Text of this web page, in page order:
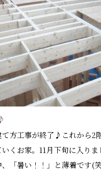
て方工事が終了♪これから2
くお家。11月下旬に入り
「暑い！！」と薄着です(